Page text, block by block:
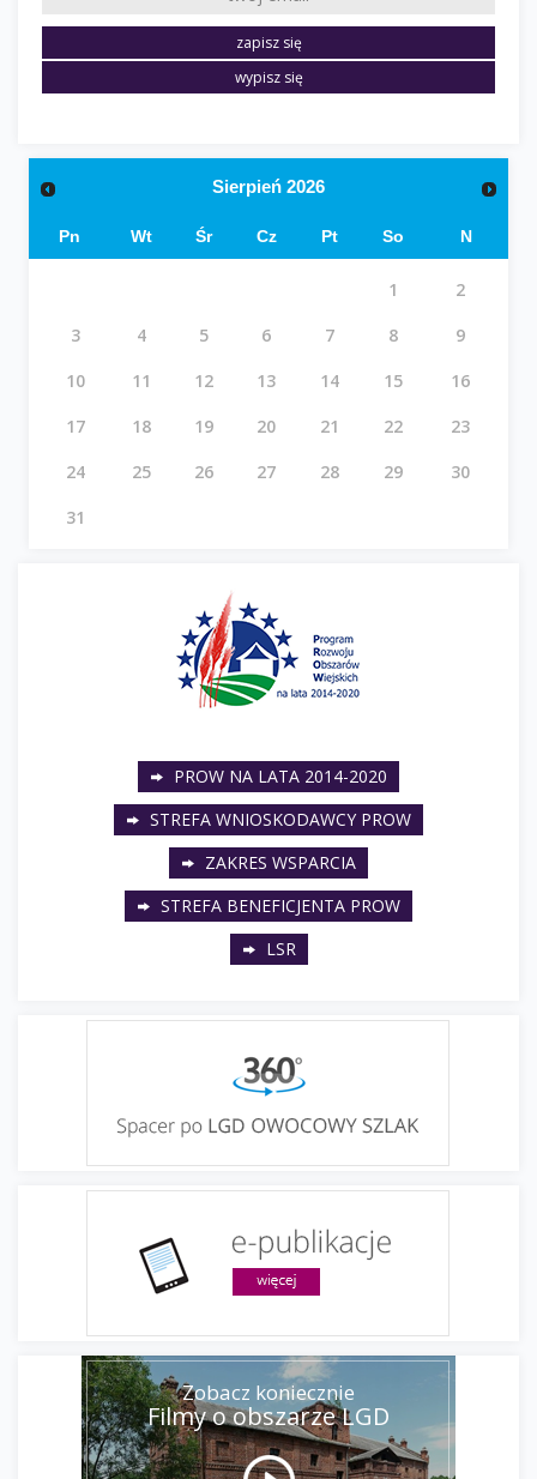
PROW NA LATA 2014-2020
STREFA WNIOSKODAWCY PROW
ZAKRES WSPARCIA
STREFA BENEFICJENTA PROW
LSR
Zobacz koniecznie
Filmy o obszarze LGD
Sierpień 2026
Pn Wt Śr Cz Pt So N
1
2
3
4 5 6 7 8
9
10
11 12 13 14 15
16
17
18 19 20 21 22
23
24
25 26 27 28 29
30
31